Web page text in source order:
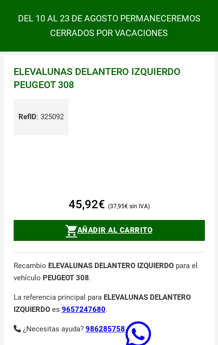
DEL 10 AL 23 DE AGOSTO PERMANECEREMOS
CERRADOS POR VACACIONES
ELEVALUNAS DELANTERO IZQUIERDO
PEUGEOT 308
RefID: 325092
45,92€ 37,95€
AÑADIR AL CARRITO
Recambio ELEVALUNAS DELANTERO IZQUIERDOpara el
vehículo PEUGEOT 308.
La referencia principal para ELEVALUNAS DELANTERO
IZQUIERDOes 9657247680.
¿Necesitas ayuda? 986285758